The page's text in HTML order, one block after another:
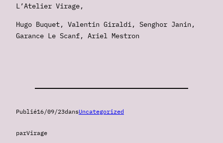
L’Atelier Virage,
Hugo Buquet, Valentin Giraldi, Senghor Janin,
Garance Le Scanf, Ariel Mestron
Publié16/09/23dansUncategorized
parVirage